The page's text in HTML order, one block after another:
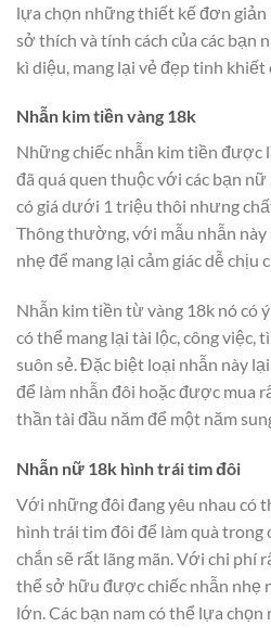
lựa chọn những thiết kế đơn giản
sở thích và tính cách của các bạn
kì diệu, mang lại vẻ đẹp tinh khiết
Nhẫn kim tiền vàng 18k
Những chiếc nhẫn kim tiền được
đã quá quen thuộc với các bạn
có giá dưới 1 triệu thôi nhưng
Thông thường, với mẫu nhẫn này
nhẹ để mang lại cảm giác dễ chịu
Nhẫn kim tiền từ vàng 18k nó có
có thể mang lại tài lộc, công việc,
suôn sẻ. Đặc biệt loại nhẫn này
để làm nhẫn đôi hoặc được mua
thần tài đầu năm để một năm
Nhẫn nữ 18k hình trái tim đôi
Với những đôi đang yêu nhau có
hình trái tim đôi để làm quà trong
chắn sẽ rất lãng mãn. Với chi phí
thể sở hữu được chiếc nhẫn nhẹ
lớn. Các bạn nam có thể lựa chọn